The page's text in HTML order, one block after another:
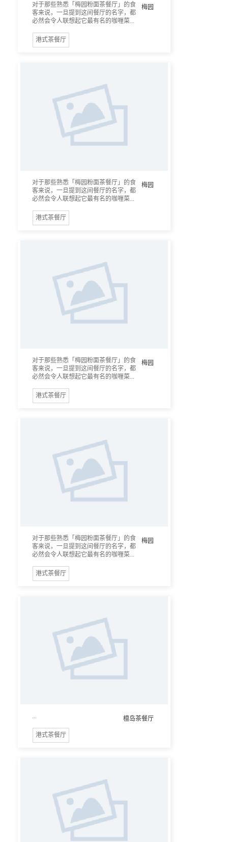
梅园
对于那些熟悉「梅园粉面茶餐厅」的食
客来说，一旦提到这间餐厅的名字，都
必然会令人联想起它最有名的咖喱菜...
港式茶餐厅
梅园
对于那些熟悉「梅园粉面茶餐厅」的食
客来说，一旦提到这间餐厅的名字，都
必然会令人联想起它最有名的咖喱菜...
港式茶餐厅
梅园
对于那些熟悉「梅园粉面茶餐厅」的食
客来说，一旦提到这间餐厅的名字，都
必然会令人联想起它最有名的咖喱菜...
港式茶餐厅
梅园
对于那些熟悉「梅园粉面茶餐厅」的食
客来说，一旦提到这间餐厅的名字，都
必然会令人联想起它最有名的咖喱菜...
港式茶餐厅
檀岛茶餐厅
港式茶餐厅